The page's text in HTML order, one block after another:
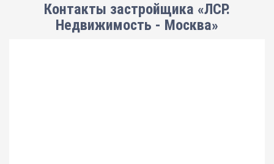
Контакты застройщика «ЛСР.
Недвижимость - Москва»